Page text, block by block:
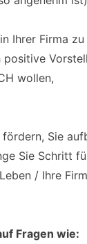
Ihrer Firma
wollen,
Sie
Sie Schritt
/ Ihre
Fragen wie: